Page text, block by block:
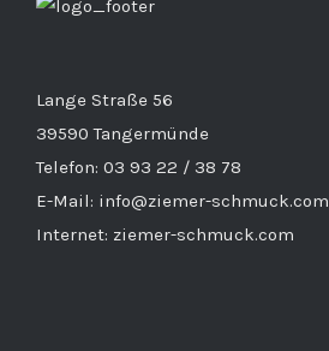
Lange Straße 56
39590 Tangermünde
Telefon: 03 93 22 / 38 78
E-Mail: info@ziemer-schmuck.com
Internet: ziemer-schmuck.com